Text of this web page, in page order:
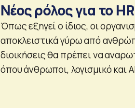
Νέος ρόλος για το
Όπως εξηγεί ο ίδιος, οι
αποκλειστικά γύρω από
διοικήσεις θα πρέπει να
όπου άνθρωποι, λογισμικό και